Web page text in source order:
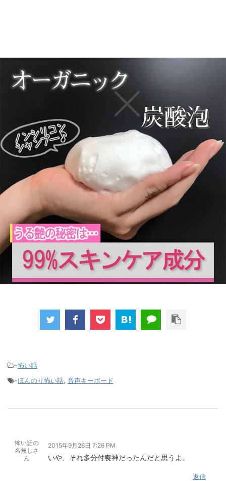
-怖い話
-ほんのり怖い話, 音声キーボード
怖い話の
名無しさ
ん
2015年9月26日 7:26 PM
いや、それ多分付喪神だったんだと思うよ。
返信